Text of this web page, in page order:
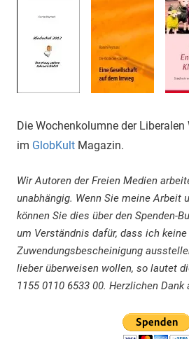
Die Wochenkolumne der Liberalen
im GlobKult Magazin.
Wir Autoren der Freien Medien
unabhängig. Wenn Sie meine Arbeit
können Sie dies über den Spenden-
um Verständnis dafür, dass ich keine
Zuwendungsbescheinigung
lieber überweisen wollen, so lautet
1155 0110 6533 00. Herzlichen